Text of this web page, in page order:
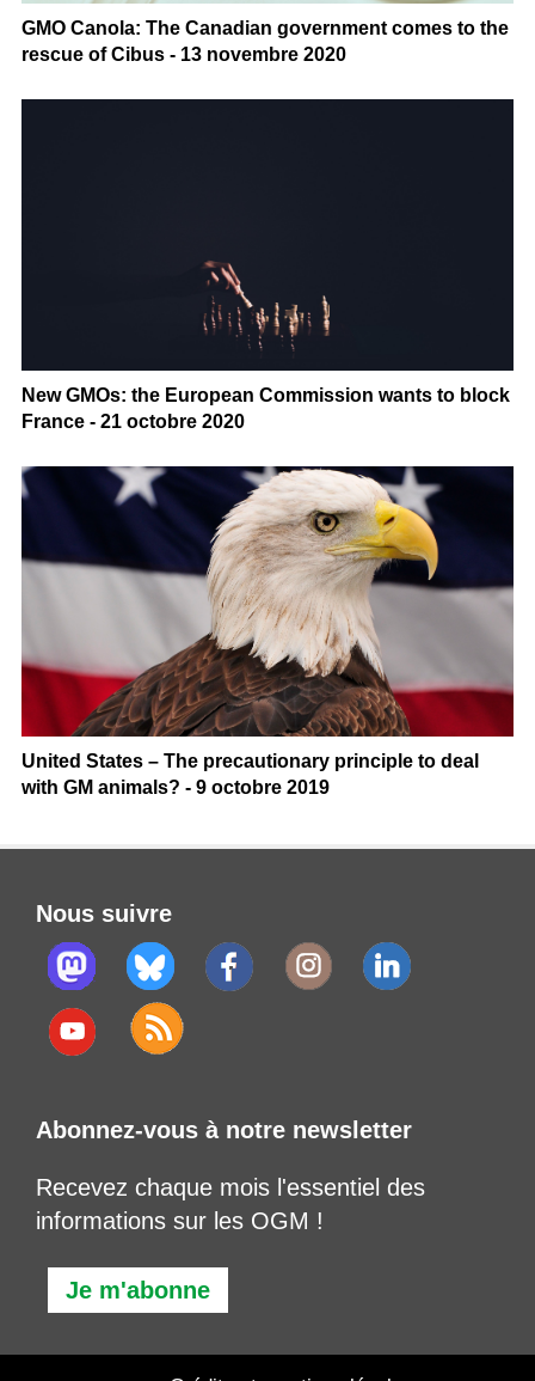
GMO Canola: The Canadian government comes to the
rescue of Cibus - 13 novembre 2020
New GMOs: the European Commission wants to block
France - 21 octobre 2020
United States – The precautionary principle to deal
with GM animals? - 9 octobre 2019
Nous suivre
Abonnez-vous à notre newsletter
Recevez chaque mois l'essentiel des
informations sur les OGM !
Je m'abonne